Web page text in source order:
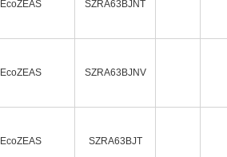
EcoZEAS SZRA63BJNT
EcoZEAS SZRA63BJNV
EcoZEAS SZRA63BJT